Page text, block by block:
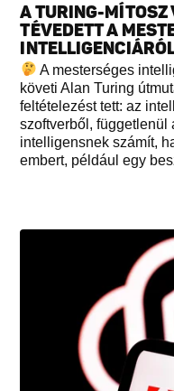
A TURING-MÍTOSZ
TÉVEDETT A
A mesterséges
követi Alan Turing
feltételezést tett: az
szoftverből, függetlenül
intelligensnek számít,
embert, például egy